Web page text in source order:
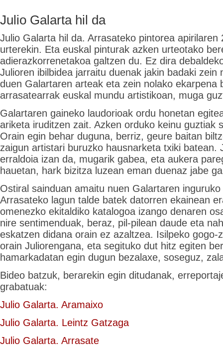
Julio Galarta hil da
Julio Galarta hil da. Arrasateko pintorea apirilaren
urterekin. Eta euskal pinturak azken urteotako
adierazkorrenetakoa galtzen du. Ez dira
Julioren ibilbidea jarraitu duenak jakin badaki zein
duen Galartaren arteak eta zein nolako ekarpena
arrasatearrak euskal mundu artistikoan, muga
Galartaren gaineko laudorioak ordu honetan
ariketa iruditzen zait. Azken orduko keinu guztiak
Orain egin behar duguna, berriz, geure baitan
zaigun artistari buruzko hausnarketa txiki batean.
erraldoia izan da, mugarik gabea, eta aukera
hauetan, hark bizitza luzean eman duenaz jabe
Ostiral sainduan amaitu nuen Galartaren
Arrasateko lagun talde batek datorren ekainean
omenezko ekitaldiko katalogoa izango denaren
nire sentimenduak, beraz, pil-pilean daude eta
eskatzen didana orain ez azaltzea. Isilpeko gogo-
orain Juliorengana, eta segituko dut hitz egiten
hamarkadatan egin dugun bezalaxe, soseguz,
Bideo batzuk, berarekin egin ditudanak,
grabatuak:
Julio Galarta. Aramaixo
Julio Galarta. Leintz Gatzaga
Julio Galarta. Arrasate